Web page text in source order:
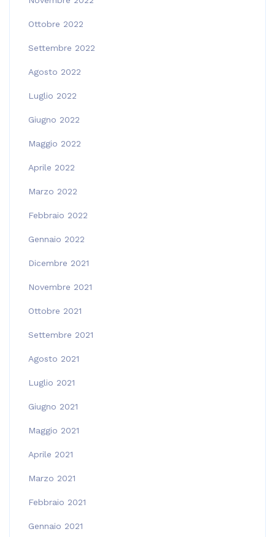
Ottobre 2022
Settembre 2022
Agosto 2022
Luglio 2022
Giugno 2022
Maggio 2022
Aprile 2022
Marzo 2022
Febbraio 2022
Gennaio 2022
Dicembre 2021
Novembre 2021
Ottobre 2021
Settembre 2021
Agosto 2021
Luglio 2021
Giugno 2021
Maggio 2021
Aprile 2021
Marzo 2021
Febbraio 2021
Gennaio 2021